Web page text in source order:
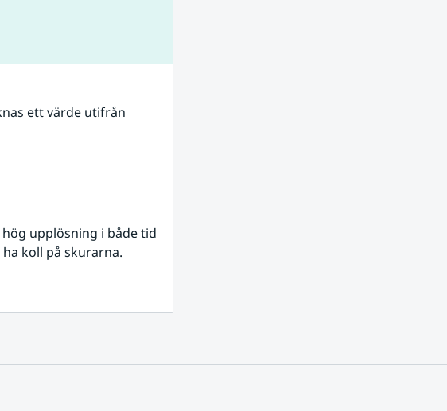
ett värde utifrån
upplösning i både tid
koll på skurarna.